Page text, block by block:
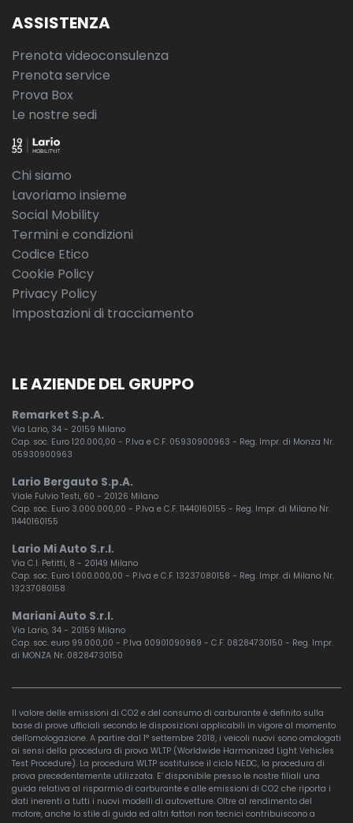
ASSISTENZA
Prenota videoconsulenza
Prenota service
Prova Box
Le nostre sedi
Chi siamo
Lavoriamo insieme
Social Mobility
Termini e condizioni
Codice Etico
Cookie Policy
Privacy Policy
Impostazioni di tracciamento
LE AZIENDE DEL GRUPPO
Remarket S.p.A.
Via Lario, 34 - 20159 Milano
Cap. soc. Euro 120.000,00 - P.Iva e C.F. 05930900963 - Reg. Impr. di Monza Nr.
05930900963
Lario Bergauto S.p.A.
Viale Fulvio Testi, 60 - 20126 Milano
Cap. soc. Euro 3.000.000,00 - P.Iva e C.F. 11440160155 - Reg. Impr. di Milano Nr.
11440160155
Lario Mi Auto S.r.l.
Via C.I. Petitti, 8 - 20149 Milano
Cap. soc. Euro 1.000.000,00 - P.Iva e C.F. 13237080158 - Reg. Impr. di Milano Nr.
13237080158
Mariani Auto S.r.l.
Via Lario, 34 - 20159 Milano
Cap. soc. euro 99.000,00 - P.Iva 00901090969 - C.F. 08284730150 - Reg. Impr.
di MONZA Nr. 08284730150
Il valore delle emissioni di CO2 e del consumo di carburante è definito sulla
base di prove ufficiali secondo le disposizioni applicabili in vigore al momento
dell'omologazione. A partire dal 1° settembre 2018, i veicoli nuovi sono omologati
ai sensi della procedura di prova WLTP (Worldwide Harmonized Light Vehicles
Test Procedure). La procedura WLTP sostituisce il ciclo NEDC, la procedura di
prova precedentemente utilizzata. E’ disponibile presso le nostre filiali una
guida relativa al risparmio di carburante e alle emissioni di CO2 che riporta i
dati inerenti a tutti i nuovi modelli di autovetture. Oltre al rendimento del
motore, anche lo stile di guida ed altri fattori non tecnici contribuiscono a